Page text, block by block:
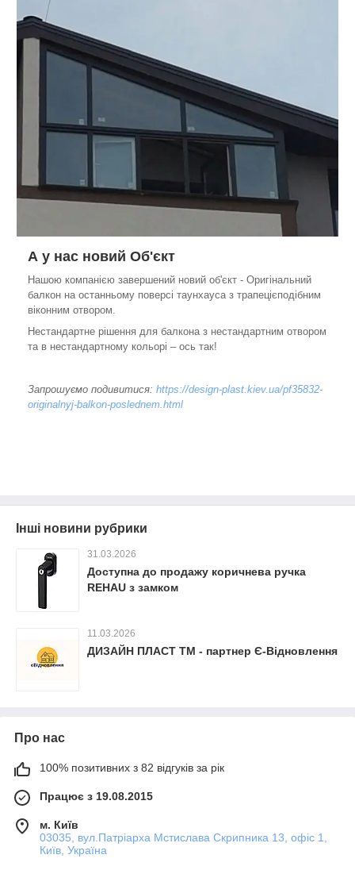
А у нас новий Об'єкт
Нашою компанією завершений новий об'єкт - Оригінальний
балкон на останньому поверсі таунхауса з трапецієподібним
віконним отвором.
Нестандартне рішення для балкона з нестандартним отвором
та в нестандартному кольорі – ось так!
Запрошуємо подивитися: https://design-plast.kiev.ua/pf35832-
originalnyj-balkon-poslednem.html
Інші новини рубрики
31.03.2026
Доступна до продажу коричнева ручка
REHAU з замком
11.03.2026
ДИЗАЙН ПЛАСТ ТМ - партнер Є-Відновлення
Про нас
100% позитивних з 82 відгуків за рік
Працює з 19.08.2015
м. Київ
03035, вул.Патріарха Мстислава Скрипника 13, офіс 1,
Київ, Україна